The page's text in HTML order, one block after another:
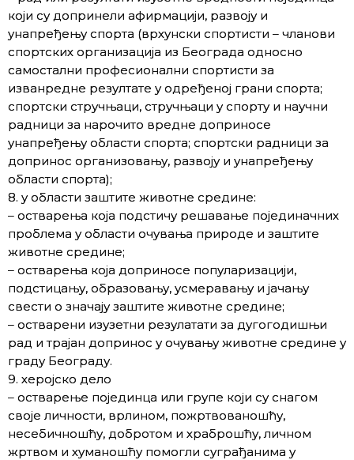
који су допринели афирмацији, развоју и
унапређењу спорта (врхунски спортисти – чланови
спортских организација из Београда односно
самостални професионални спортисти за
изванредне резултате у одређеној грани спорта;
спортски стручњаци, стручњаци у спорту и научни
радници за нарочито вредне доприносе
унапређењу области спорта; спортски радници за
допринос организовању, развоју и унапређењу
области спорта);
8. у области заштите животне средине:
– остварења која подстичу решавање појединачних
проблема у области очувања природе и заштите
животне средине;
– остварења која доприносе популаризацији,
подстицању, образовању, усмеравању и јачању
свести о значају заштите животне средине;
– остварени изузетни резулатати за дугогодишњи
рад и трајан допринос у очувању животне средине у
граду Београду.
9. херојско дело
– остварење појединца или групе који су снагом
своје личности, врлином, пожртвованошћу,
несебичношћу, добротом и храброшћу, личном
жртвом и хуманошћу помогли суграђанима у